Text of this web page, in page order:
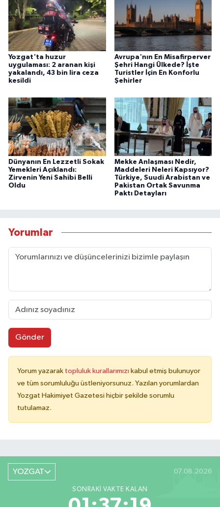
Yozgat'ta huzur
uygulaması: 2 aranan kişi
yakalandı, 43 bin lira ceza
kesildi
Avrupa'nın En Misafirperver
Şehri Hangi Ülkede? İşte
Turistler İçin En Konforlu
Şehirler
Dünyanın En Lezzetli Sokak
Yemekleri Açıklandı:
Zirvenin Yeni Sahibi Belli
Oldu
Mekke Anlaşması Nedir,
Maddeleri Neleri Kapsıyor?
Türkiye, Suudi Arabistan ve
Pakistan Ortak Savunma
Paktı Detayları
Yorumlar
Gönder
Yorum yazarak topluluk kurallarımızı kabul etmiş bulunuyor
ve tüm sorumluluğu üstleniyorsunuz. Yazılan yorumlardan
Yozgat Hakimiyet Gazetesi hiçbir şekilde sorumlu
tutulamaz.
YOZGAT 07.08.2026
SONRAKI VAKTE KALAN